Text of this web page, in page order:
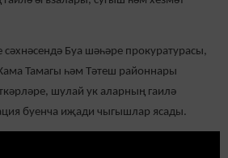
сәхнәсендә Буа шәһәре прокуратурасы,
Тамагы һәм Тәтеш районнары
шулай ук аларның гаилә
буенча иҗади чыгышлар ясады.